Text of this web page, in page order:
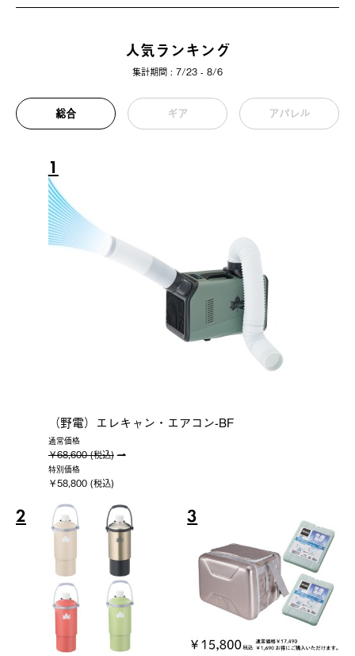
人気ランキング
集計期間 : 7/23 - 8/6
総合 ギア アパレル
1
（野電）エレキャン・エアコン-BF
通常価格
￥68,600 (税込)
特別価格
￥58,800 (税込)
2 3